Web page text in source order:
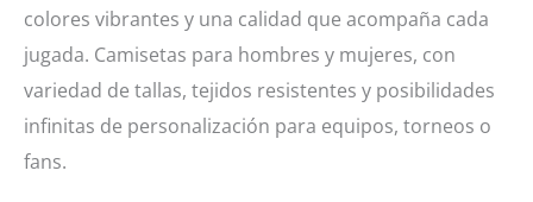
colores vibrantes y una calidad que acompaña cada
jugada. Camisetas para hombres y mujeres, con
variedad de tallas, tejidos resistentes y posibilidades
infinitas de personalización para equipos, torneos o
fans.